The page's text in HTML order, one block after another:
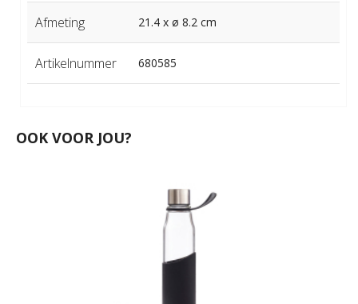
Afmeting 21.4 x ø 8.2 cm
Artikelnummer 680585
OOK VOOR JOU?